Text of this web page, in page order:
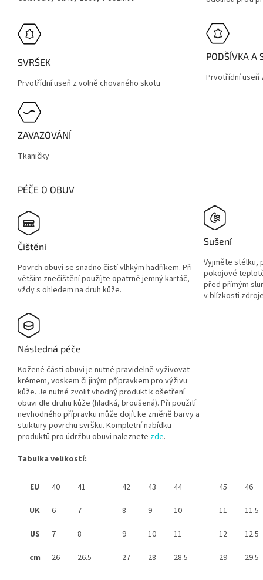
SVRŠEK
Prvotřídní useň z volně chovaného skotu
PODŠÍVKA A
Prvotřídní useň
ZAVAZOVÁNÍ
Tkaničky
PÉČE O OBUV
Čištění
Povrch obuvi se snadno čistí vlhkým hadříkem. Při
větším znečištění použíjte opatrně jemný kartáč,
vždy s ohledem na druh kůže.
Sušení
Vyjměte stélku,
pokojové
před přímým
v blízkosti
Následná péče
Kožené části obuvi je nutné pravidelně vyživovat
krémem, voskem či jiným přípravkem pro výživu
kůže. Je nutné zvolit vhodný produkt k ošetření
obuvi dle druhu kůže (hladká, broušená). Při použití
nevhodného přípravku může dojít ke změně barvy a
stuktury povrchu svršku. Kompletní nabídku
produktů pro údržbu obuvi naleznete zde.
Tabulka velikostí:
EU 40 41 42 43 44 45
46
UK
6 7 8 9 10 11
11.5
US
7 8 9 10 11 12
12.5
cm
26 26.5 27 28 28.5 29 29.5